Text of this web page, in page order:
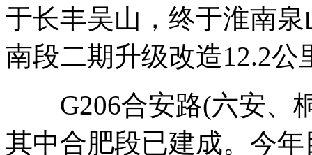
于长丰吴山，终于淮南
南段二期升级改造12.2公
G206合安路(六安、桐
其中合肥段已建成。今